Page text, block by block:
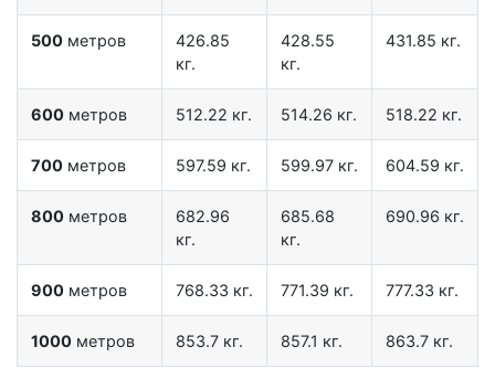
500 метров
426.85
кг.
428.55
кг.
431.85 кг.
600 метров 512.22 кг. 514.26 кг. 518.22 кг.
700 метров 597.59 кг. 599.97 кг. 604.59 кг.
800 метров
682.96
кг.
685.68
кг.
690.96 кг.
900 метров 768.33 кг. 771.39 кг. 777.33 кг.
1000 метров 853.7 кг. 857.1 кг. 863.7 кг.